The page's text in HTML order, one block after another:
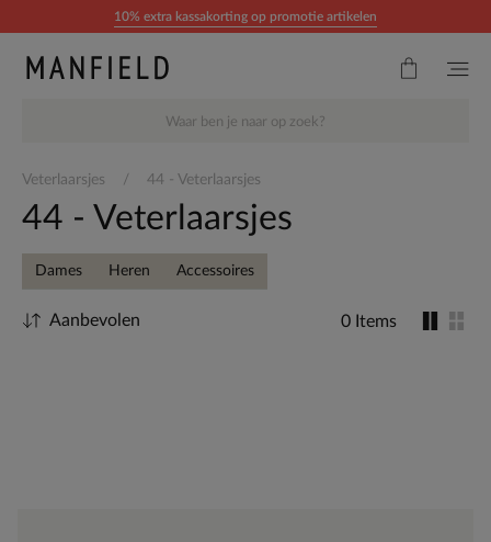
Doorgaan naar artikel10% extra kassakorting op promotie artikelen
Veterlaarsjes 44 - Veterlaarsjes
44 - Veterlaarsjes
Dames Heren Accessoires
0 Items
Aanbevolen